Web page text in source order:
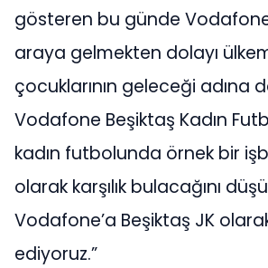
gösteren bu günde
araya gelmekten dolayı
çocuklarının geleceği adına
Vodafone Beşiktaş Kadın
kadın futbolunda örnek bir
olarak karşılık bulacağını
Vodafone’a Beşiktaş JK
ediyoruz.”